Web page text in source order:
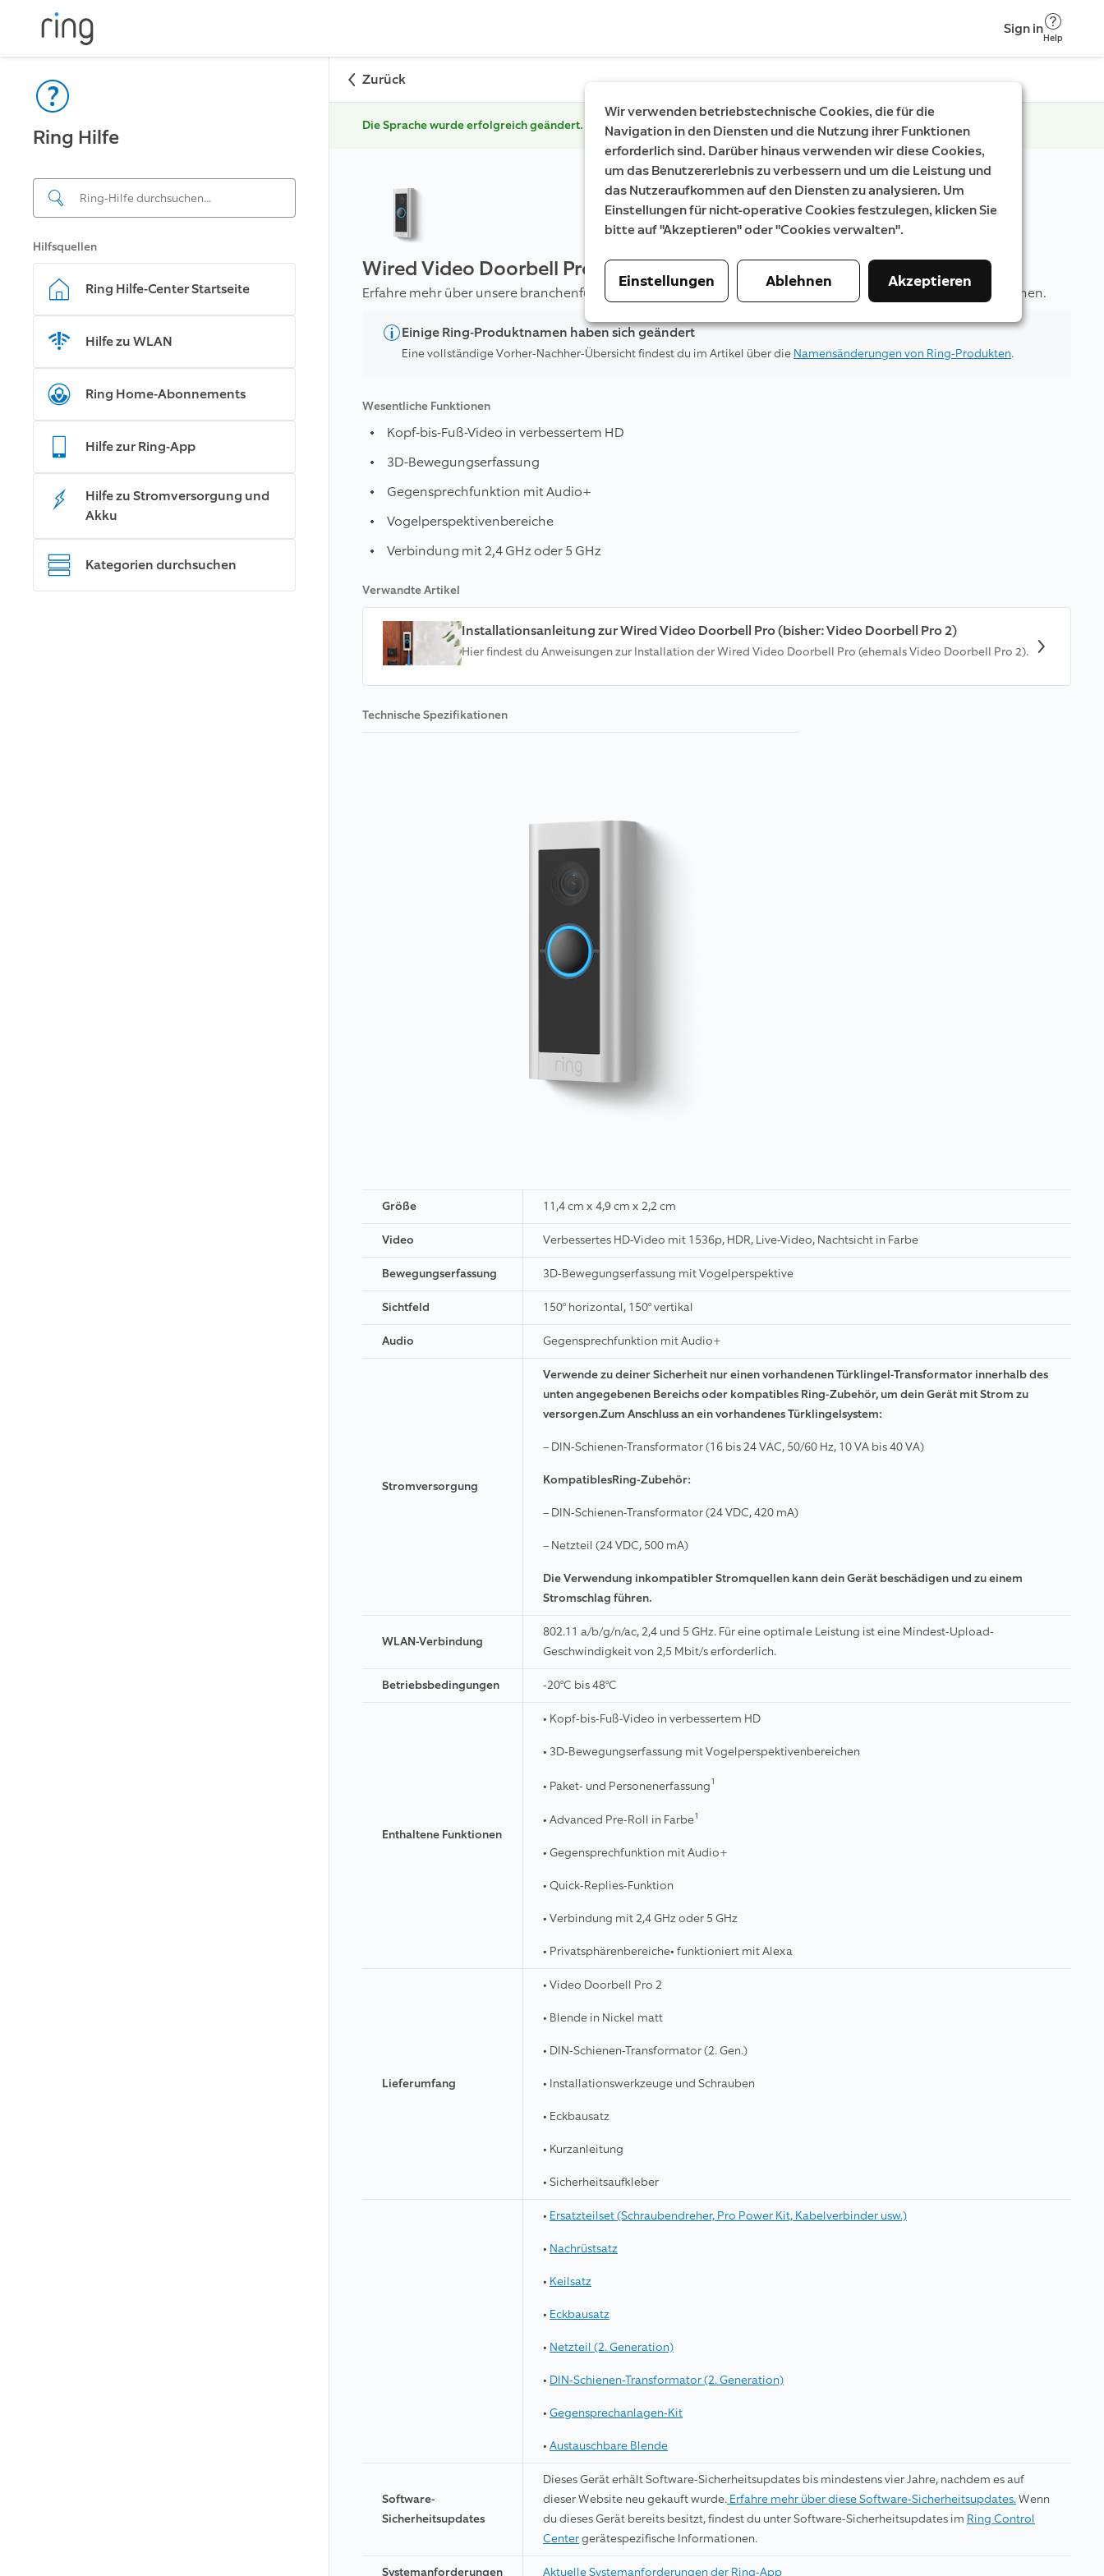
Sign in
Help
Ring Hilfe
Hilfsquellen
Ring Hilfe-Center Startseite
Hilfe zu WLAN
Ring Home-Abonnements
Hilfe zur Ring-App
Hilfe zu Stromversorgung und
Akku
Kategorien durchsuchen
Zurück
Die Sprache wurde erfolgreich geändert.
Wired Video Doorbell Pro (bisher: Video Doorbell Pro 2)
Erfahre mehr über unsere branchenführende kabelgebundene Türklingel mit modernsten Sicherheitsfunktionen.
Einige Ring-Produktnamen haben sich geändert
Eine vollständige Vorher-Nachher-Übersicht findest du im Artikel über die Namensänderungen von Ring-Produkten.
Wesentliche Funktionen
Kopf-bis-Fuß-Video in verbessertem HD
3D-Bewegungserfassung
Gegensprechfunktion mit Audio+
Vogelperspektivenbereiche
Verbindung mit 2,4 GHz oder 5 GHz
Verwandte Artikel
Installationsanleitung zur Wired Video Doorbell Pro (bisher: Video Doorbell Pro 2)
Hier findest du Anweisungen zur Installation der Wired Video Doorbell Pro (ehemals Video Doorbell Pro 2).
Technische Spezifikationen
Größe 11,4 cm x 4,9 cm x 2,2 cm
Video Verbessertes HD-Video mit 1536p, HDR, Live-Video, Nachtsicht in Farbe
Bewegungserfassung 3D-Bewegungserfassung mit Vogelperspektive
Sichtfeld 150° horizontal, 150° vertikal
Audio Gegensprechfunktion mit Audio+
Stromversorgung
Verwende zu deiner Sicherheit nur einen vorhandenen Türklingel-Transformator innerhalb des
unten angegebenen Bereichs oder kompatibles Ring-Zubehör, um dein Gerät mit Strom zu
versorgen.Zum Anschluss an ein vorhandenes Türklingelsystem:
– DIN-Schienen-Transformator (16 bis 24 VAC, 50/60 Hz, 10 VA bis 40 VA)
KompatiblesRing-Zubehör:
– DIN-Schienen-Transformator (24 VDC, 420 mA)
– Netzteil (24 VDC, 500 mA)
Die Verwendung inkompatibler Stromquellen kann dein Gerät beschädigen und zu einem
Stromschlag führen.
WLAN-Verbindung
802.11 a/b/g/n/ac, 2,4 und 5 GHz. Für eine optimale Leistung ist eine Mindest-Upload-
Geschwindigkeit von 2,5 Mbit/s erforderlich.
Betriebsbedingungen -20°C bis 48°C
Enthaltene Funktionen
• Kopf-bis-Fuß-Video in verbessertem HD
• 3D-Bewegungserfassung mit Vogelperspektivenbereichen
• Paket- und Personenerfassung1
• Advanced Pre-Roll in Farbe1
• Gegensprechfunktion mit Audio+
• Quick-Replies-Funktion
• Verbindung mit 2,4 GHz oder 5 GHz
• Privatsphärenbereiche• funktioniert mit Alexa
Lieferumfang
• Video Doorbell Pro 2
• Blende in Nickel matt
• DIN-Schienen-Transformator (2. Gen.)
• Installationswerkzeuge und Schrauben
• Eckbausatz
• Kurzanleitung
• Sicherheitsaufkleber
• Ersatzteilset (Schraubendreher, Pro Power Kit, Kabelverbinder usw.)
• Nachrüstsatz
• Keilsatz
• Eckbausatz
• Netzteil (2. Generation)
• DIN-Schienen-Transformator (2. Generation)
• Gegensprechanlagen-Kit
• Austauschbare Blende
Software-
Sicherheitsupdates
Dieses Gerät erhält Software-Sicherheitsupdates bis mindestens vier Jahre, nachdem es auf
dieser Website neu gekauft wurde. Erfahre mehr über diese Software-Sicherheitsupdates.Wenn
du dieses Gerät bereits besitzt, findest du unter Software-Sicherheitsupdates im Ring Control
Centergerätespezifische Informationen.
Systemanforderungen Aktuelle Systemanforderungen der Ring-App
Wir verwenden betriebstechnische Cookies, die für die
Navigation in den Diensten und die Nutzung ihrer Funktionen
erforderlich sind. Darüber hinaus verwenden wir diese Cookies,
um das Benutzererlebnis zu verbessern und um die Leistung und
das Nutzeraufkommen auf den Diensten zu analysieren. Um
Einstellungen für nicht-operative Cookies festzulegen, klicken Sie
bitte auf "Akzeptieren" oder "Cookies verwalten".
Einstellungen Ablehnen Akzeptieren